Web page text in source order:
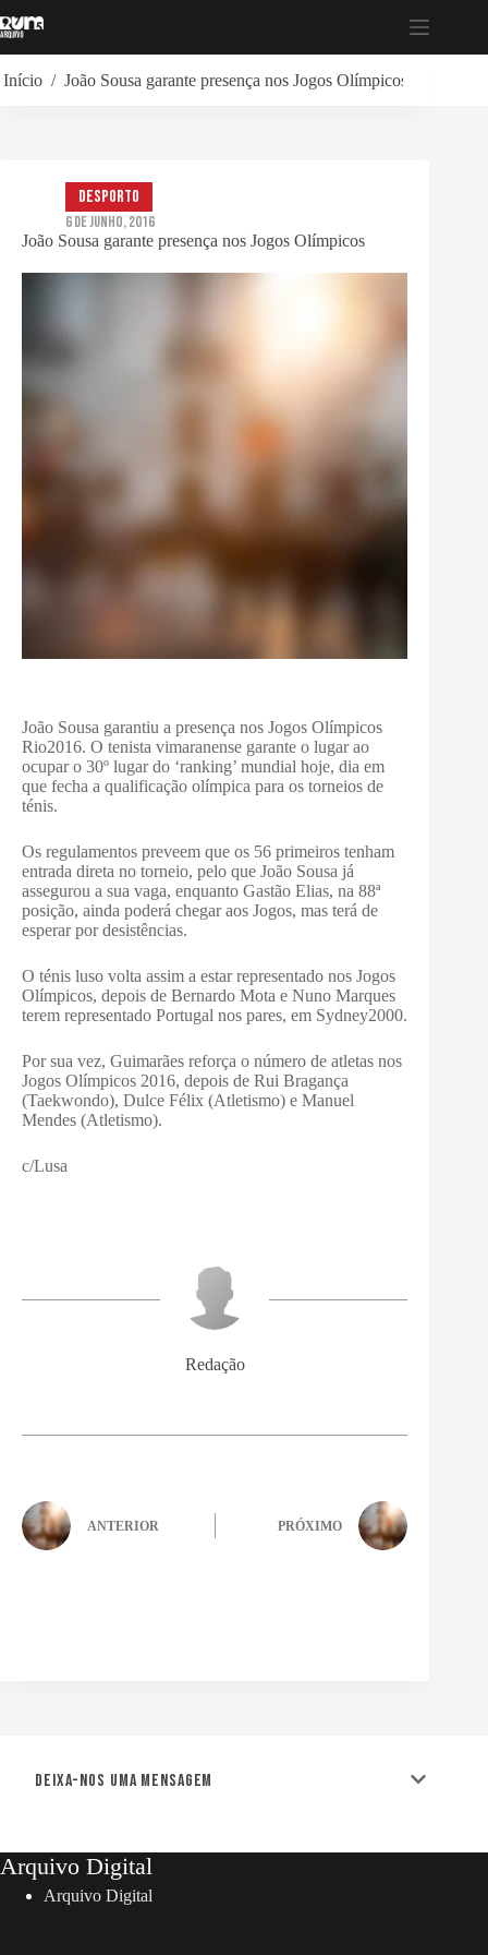
para
Início / João Sousa garante presença nos Jogos Olímpicos
João Sousa garante presença nos Jogos Olímpicos
Desporto
6 de Junho, 2016
João Sousa garantiu a presença nos Jogos Olímpicos
Rio2016. O tenista vimaranense garante o lugar ao
ocupar o 30º lugar do ‘ranking’ mundial hoje, dia em
que fecha a qualificação olímpica para os torneios de
ténis.
Os regulamentos preveem que os 56 primeiros tenham
entrada direta no torneio, pelo que João Sousa já
assegurou a sua vaga, enquanto Gastão Elias, na 88ª
posição, ainda poderá chegar aos Jogos, mas terá de
esperar por desistências.
O ténis luso volta assim a estar representado nos Jogos
Olímpicos, depois de Bernardo Mota e Nuno Marques
terem representado Portugal nos pares, em Sydney2000.
Por sua vez, Guimarães reforça o número de atletas nos
Jogos Olímpicos 2016, depois de Rui Bragança
(Taekwondo), Dulce Félix (Atletismo) e Manuel
Mendes (Atletismo).
c/Lusa
Redação
ANTERIOR PRÓXIMO
Deixa-nos uma mensagem
Arquivo Digital
Arquivo Digital